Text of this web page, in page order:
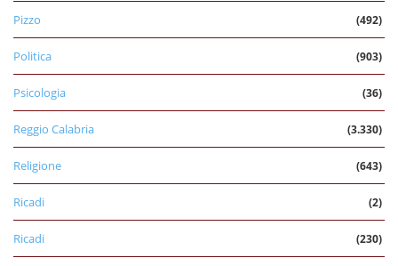
Pizzo (492)
Politica (903)
Psicologia (36)
Reggio Calabria (3.330)
Religione (643)
Ricadi (2)
Ricadi (230)